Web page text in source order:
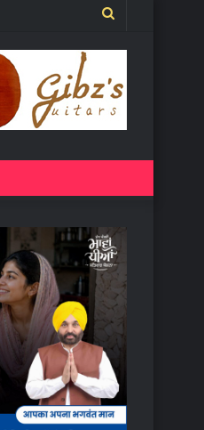
Search
for